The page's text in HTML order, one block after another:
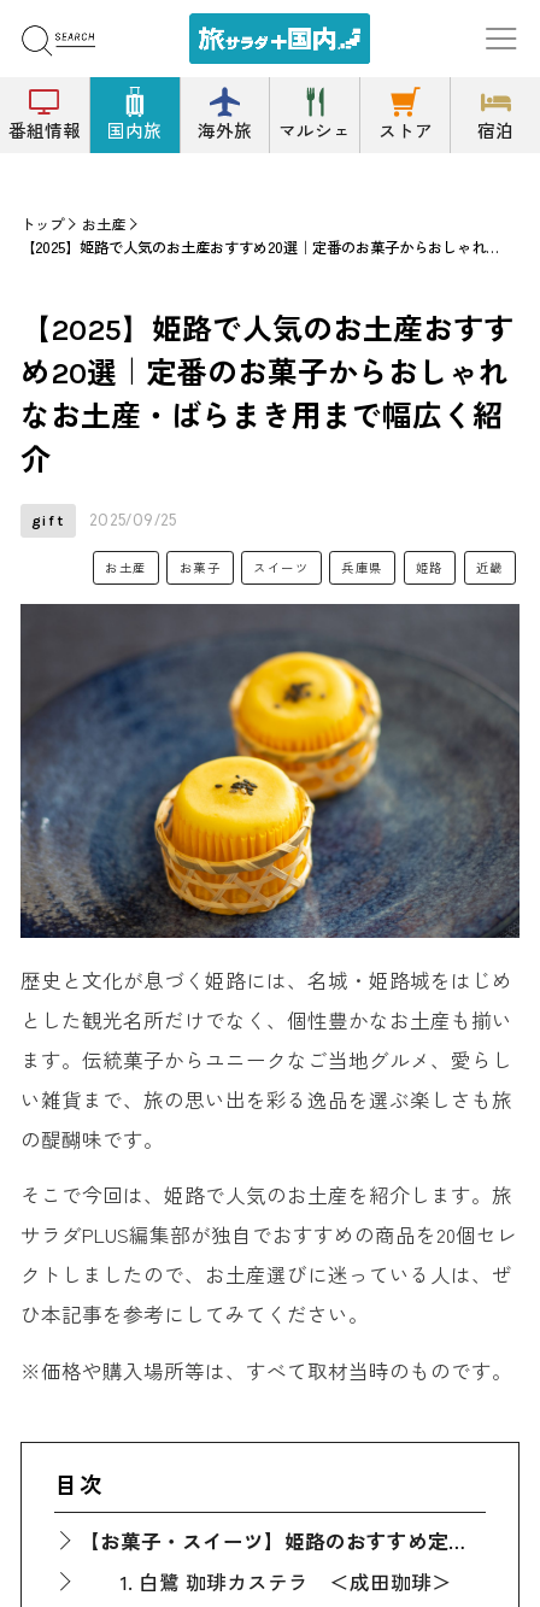
番組情報 国内旅 海外旅 マルシェ ストア 宿泊
トップ
お土産
【2025】姫路で人気のお土産おすすめ20選｜定番のお菓子からおしゃれなお土産・ばらまき用まで幅広く紹介
【2025】姫路で人気のお土産おすす
め20選｜定番のお菓子からおしゃれ
なお土産・ばらまき用まで幅広く紹
介
gift 2025/09/25
お土産 お菓子 スイーツ 兵庫県 姫路 近畿
歴史と文化が息づく姫路には、名城・姫路城をはじめ
とした観光名所だけでなく、個性豊かなお土産も揃い
ます。伝統菓子からユニークなご当地グルメ、愛らし
い雑貨まで、旅の思い出を彩る逸品を選ぶ楽しさも旅
の醍醐味です。
そこで今回は、姫路で人気のお土産を紹介します。旅
サラダPLUS編集部が独自でおすすめの商品を20個セレ
クトしましたので、お土産選びに迷っている人は、ぜ
ひ本記事を参考にしてみてください。
※価格や購入場所等は、すべて取材当時のものです。
目次
【お菓子・スイーツ】姫路のおすすめ定番人気お土産
1. 白鷺 珈琲カステラ ＜成田珈琲＞